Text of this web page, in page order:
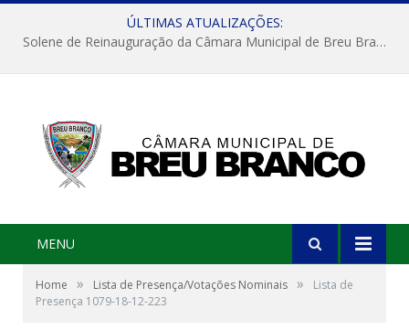
ÚLTIMAS ATUALIZAÇÕES:
Solene de Reinauguração da Câmara Municipal de Breu Branco
MENU
Home » Lista de Presença/Votações Nominais »
Lista de
Presença 1079-18-12-223